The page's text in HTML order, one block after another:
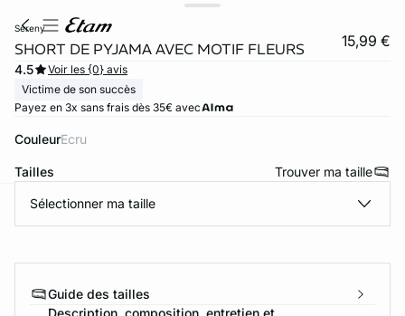
sereny
SHORT DE PYJAMA AVEC MOTIF FLEURS 15,99 €
4.5
Voir les {0} avis
Victime de son succès
Payez en 3x sans frais dès 35€ avec
Couleur ecru
Tailles Trouver ma taille
Sélectionner ma taille
Guide des tailles
Description, composition, entretien et